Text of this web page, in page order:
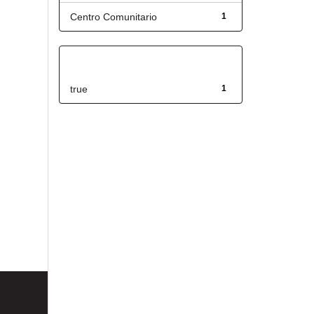
1
Centro Comunitario
1
true